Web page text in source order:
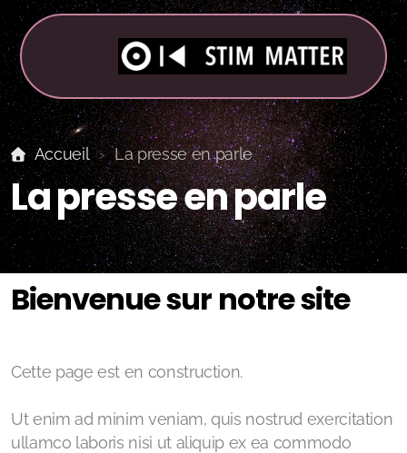
Accueil La presse en parle
La presse en parle
Bienvenue sur notre site
Cette page est en construction.
Ut enim ad minim veniam, quis nostrud exercitation
ullamco laboris nisi ut aliquip ex ea commodo